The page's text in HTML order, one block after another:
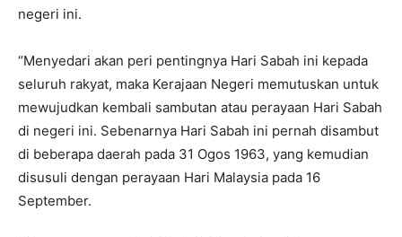
negeri ini.
“Menyedari akan peri pentingnya Hari Sabah ini kepada
seluruh rakyat, maka Kerajaan Negeri memutuskan untuk
mewujudkan kembali sambutan atau perayaan Hari Sabah
di negeri ini. Sebenarnya Hari Sabah ini pernah disambut
di beberapa daerah pada 31 Ogos 1963, yang kemudian
disusuli dengan perayaan Hari Malaysia pada 16
September.